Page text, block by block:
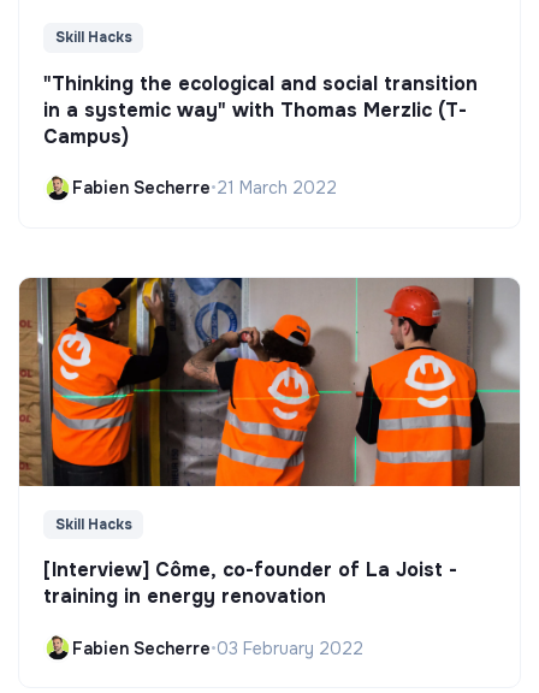
Skill Hacks
"Thinking the ecological and social transition
in a systemic way" with Thomas Merzlic (T-
Campus)
Fabien Secherre•21 March 2022
Skill Hacks
[Interview] Côme, co-founder of La Joist -
training in energy renovation
Fabien Secherre•03 February 2022